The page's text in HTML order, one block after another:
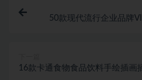
50款现代流行企业品牌
16款卡通食物食品饮料手绘插画